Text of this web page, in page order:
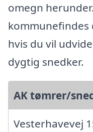
omegn
hvis du vil
dygtig snedker.
AK tømrer/
Vesterhavevej